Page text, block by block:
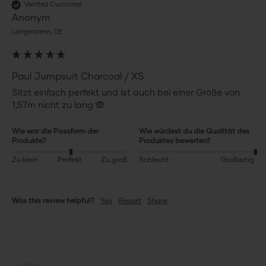
Verified Customer
Anonym
Langenzenn, DE
Paul Jumpsuit Charcoal / XS
Sitzt einfach perfekt und ist auch bei einer Größe von
1,57m nicht zu lang 🙈
Wie war die Passform der
Produkte?
Zu klein Perfekt Zu groß
Wie würdest du die Qualität des
Produktes bewerten?
Schlecht Großartig
Was this review helpful? Yes Report Share